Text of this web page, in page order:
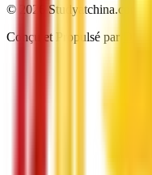
© 2026 Studyatchina.com.
Conçu et Propulsé par